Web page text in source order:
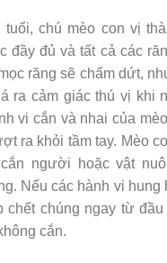
chú mèo con vị
đầy đủ và tất cả các
răng sẽ chấm dứt,
ra cảm giác thú vị khi
vi cắn và nhai của
ra khỏi tầm tay. Mèo
người hoặc vật
Nếu các hành vi hung
chết chúng ngay từ
cắn.